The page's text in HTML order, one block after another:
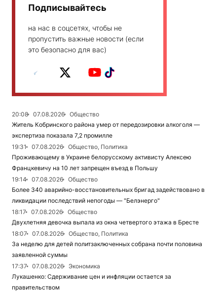
Подписывайтесь
на нас в соцсетях, чтобы не
пропустить важные новости (если
это безопасно для вас)
20:08 07.08.2026
Общество
Житель Кобринского района умер от передозировки алкоголя —
экспертиза показала 7,2 промилле
19:31
07.08.2026
Общество, Политика
Проживающему в Украине белорусскому активисту Алексею
Францкевичу на 10 лет запрещен въезд в Польшу
19:14
07.08.2026
Общество
Более 340 аварийно-восстановительных бригад задействовано в
ликвидации последствий непогоды — "Белэнерго"
18:17
07.08.2026
Общество
Двухлетняя девочка выпала из окна четвертого этажа в Бресте
18:07
07.08.2026
Общество, Политика
За неделю для детей политзаключенных собрана почти половина
заявленной суммы
17:37
07.08.2026
Экономика
Лукашенко: Сдерживание цен и инфляции остается за
правительством